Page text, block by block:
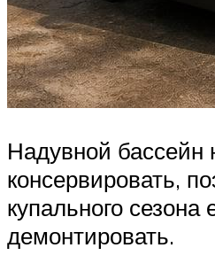
Надувной бассейн
консервировать,
купального сезона
демонтировать.